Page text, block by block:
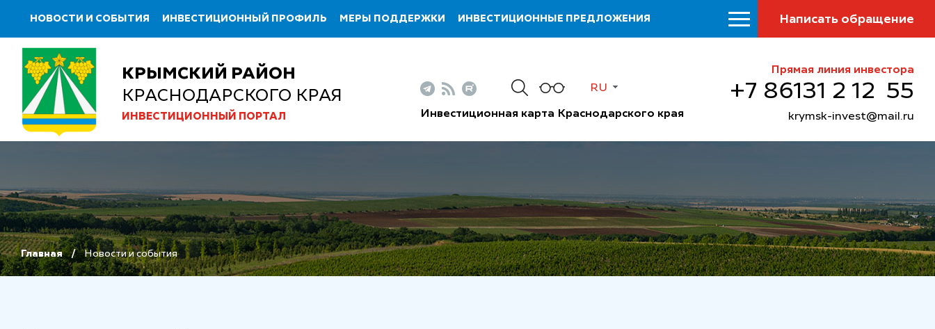
НОВОСТИ И СОБЫТИЯ ИНВЕСТИЦИОННЫЙ ПРОФИЛЬ МЕРЫ ПОДДЕРЖКИ ИНВЕСТИЦИОННЫЕ ПРЕДЛОЖЕНИЯ Написать обращение
КРЫМСКИЙ РАЙОН
КРАСНОДАРСКОГО КРАЯ
ИНВЕСТИЦИОННЫЙ ПОРТАЛ
RU
Инвестиционная карта Краснодарского края
Прямая линия инвестора
+7 86131 2 12 55
krymsk-invest@mail.ru
Главная Новости и события